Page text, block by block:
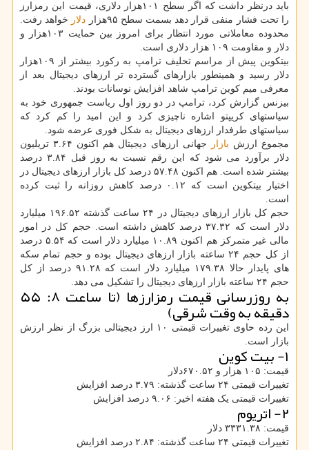
باید درنظر داشت که اگر سطح ۱۰۱هزار دلاری، قیمت این رمزارز
را تحت فشار منفی قرار دهد بسمت سطح ۹۵هزار
دلار خواهد رفت.
محدوده معاملاتی مورد انتظار برای امروز بین حمایت ۱۰۳هزار و
دلار و مقاومت ۱۰۹ هزار دلاری است.
بیتکوین پیش از مراسم تحلیف ترامپ به رکورد بیشتر از ۱۰۹هزار
دلار رسید و همینطور بازارهای گسترده تر ارزهای دیجیتال بعد از
معرفی میم کوین ترامپ شاهد افزایش نوسانات بودند.
بیزنس گزارش کرد، ترامپ در دو روز اول ریاست جمهوری خود به
سیاستهای کریپتو اشاره ناچیزی کرد و این امید را کم کرد که
سیاستهای طرفدار ارزهای دیجیتال به شکل فوری عرضه شود.
مجموع ارزش بازار
جهانی ارزهای دیجیتال هم اکنون ۳.۶۴ تریلیون
دلار برآورد می شود که این رقم نسبت به روز قبل ۳.۸۴ درصد
بیشتر شده است. هم اکنون ۵۷.۴۸ درصد کل بازار ارزهای دیجیتال در
اختیار بیتکوین است که ۰.۱۲ درصد کاهش روزانه را ثبت کرده
است.
حجم کل بازار ارزهای دیجیتال در ۲۴ ساعت گذشته ۱۹۶.۵۲ میلیارد
دلار است که ۳۷.۳۲ درصد کاهش داشته است. حجم کل در امور
مالی غیر متمرکز هم اکنون ۱۰.۸۹ میلیارد دلار است که ۵.۵۴ درصد
از کل حجم ۲۴ ساعته بازار ارزهای دیجیتال بوده و حجم تمام سکه
های پایدار حالا ۱۷۹.۳۸ میلیارد دلار است که ۹۱.۲۸ درصد از کل
حجم ۲۴ ساعته بازار ارزهای دیجیتال را تشکیل می دهد.
به روزرسانی قیمت رمزارزها (تا ساعت ۸: ۵۵
دقیقه به وقت شرقی)
این رده حاوی تغییرات قیمتی ۱۰ ارز دیجیتالی بزرگ از نظر ارزش
بازار است.
۱- بیت کوین
قیمت: ۱۰۵ هزار و ۶۷۰.۵۲دلار
تغییرات قیمتی ۲۴ ساعت گذشته: ۳.۷۹ درصد افزایش
تغییرات قیمتی یک هفته اخیر: ۹.۰۶ درصد افزایش
۲- اتریوم
قیمت: ۳۳۳۱.۳۸ دلار
تغییرات قیمتی ۲۴ ساعت گذشته: ۲.۸۴ درصد افزایش